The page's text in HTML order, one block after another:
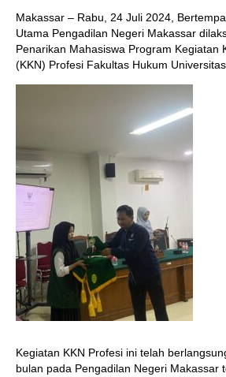
Makassar – Rabu, 24 Juli 2024,
Utama Pengadilan Negeri Makassar
Penarikan Mahasiswa Program Kegiatan
(KKN) Profesi Fakultas Hukum
Kegiatan KKN Profesi ini telah
bulan pada Pengadilan Negeri Makassar